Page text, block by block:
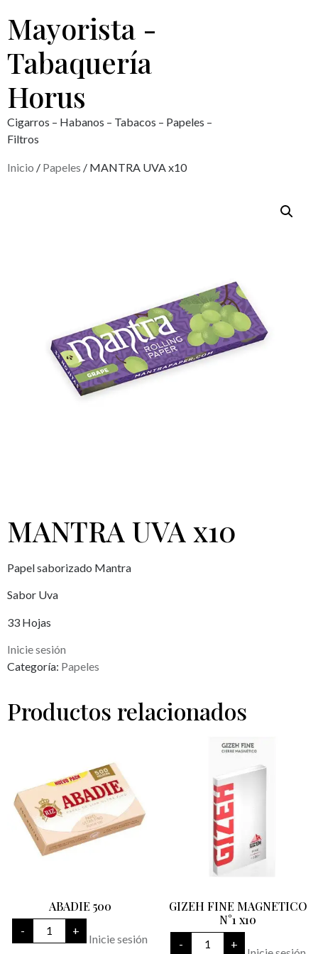
Mayorista -
Tabaquería
Horus
Cigarros – Habanos – Tabacos – Papeles –
Filtros
Inicio / Papeles / MANTRA UVA x10
MANTRA UVA x10
Papel saborizado Mantra
Sabor Uva
33 Hojas
Inicie sesión
Categoría: Papeles
Productos relacionados
ABADIE 500
-
ABADIE
500
cantidad
+
Inicie sesión
GIZEH FINE MAGNETICO
N°1 x10
-
GIZEH
FINE
+